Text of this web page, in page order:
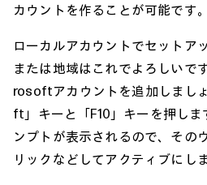
カウントを作ることが可能です。
ローカルアカウントでセットア
または地域はこれでよろしいで
rosoftアカウントを追加しまし
ft」キーと「F10」キーを押しま
ンプトが表示されるので、その
リックなどしてアクティブにしま